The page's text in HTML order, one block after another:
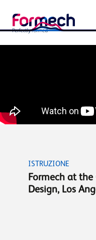
ISTRUZIONE
Formech at
Design, Los